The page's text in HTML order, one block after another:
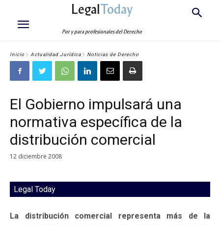
LegalToday
Por y para profesionales del Derecho
Inicio Actualidad Jurídica Noticias de Derecho
El Gobierno impulsará una
normativa específica de la
distribución comercial
12 diciembre 2008
Legal Today
La distribución comercial representa más de la